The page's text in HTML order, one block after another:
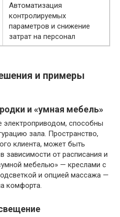
Автоматизация
контролируемых
параметров и снижение
затрат на персонал
и примеры
и «умная мебель»
способны
зала. Пространство,
клиента, может быть
зависимости от расписания и
мебелью» — креслами с
и опцией массажа —
комфорта.